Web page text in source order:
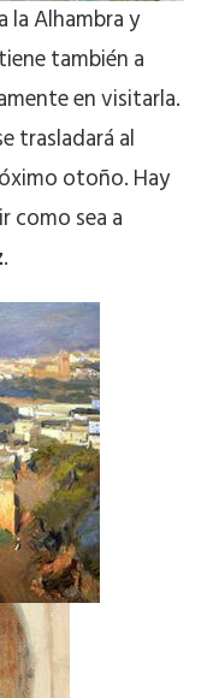
la Alhambra y
también a
en visitarla.
trasladará al
otoño. Hay
como sea a
.